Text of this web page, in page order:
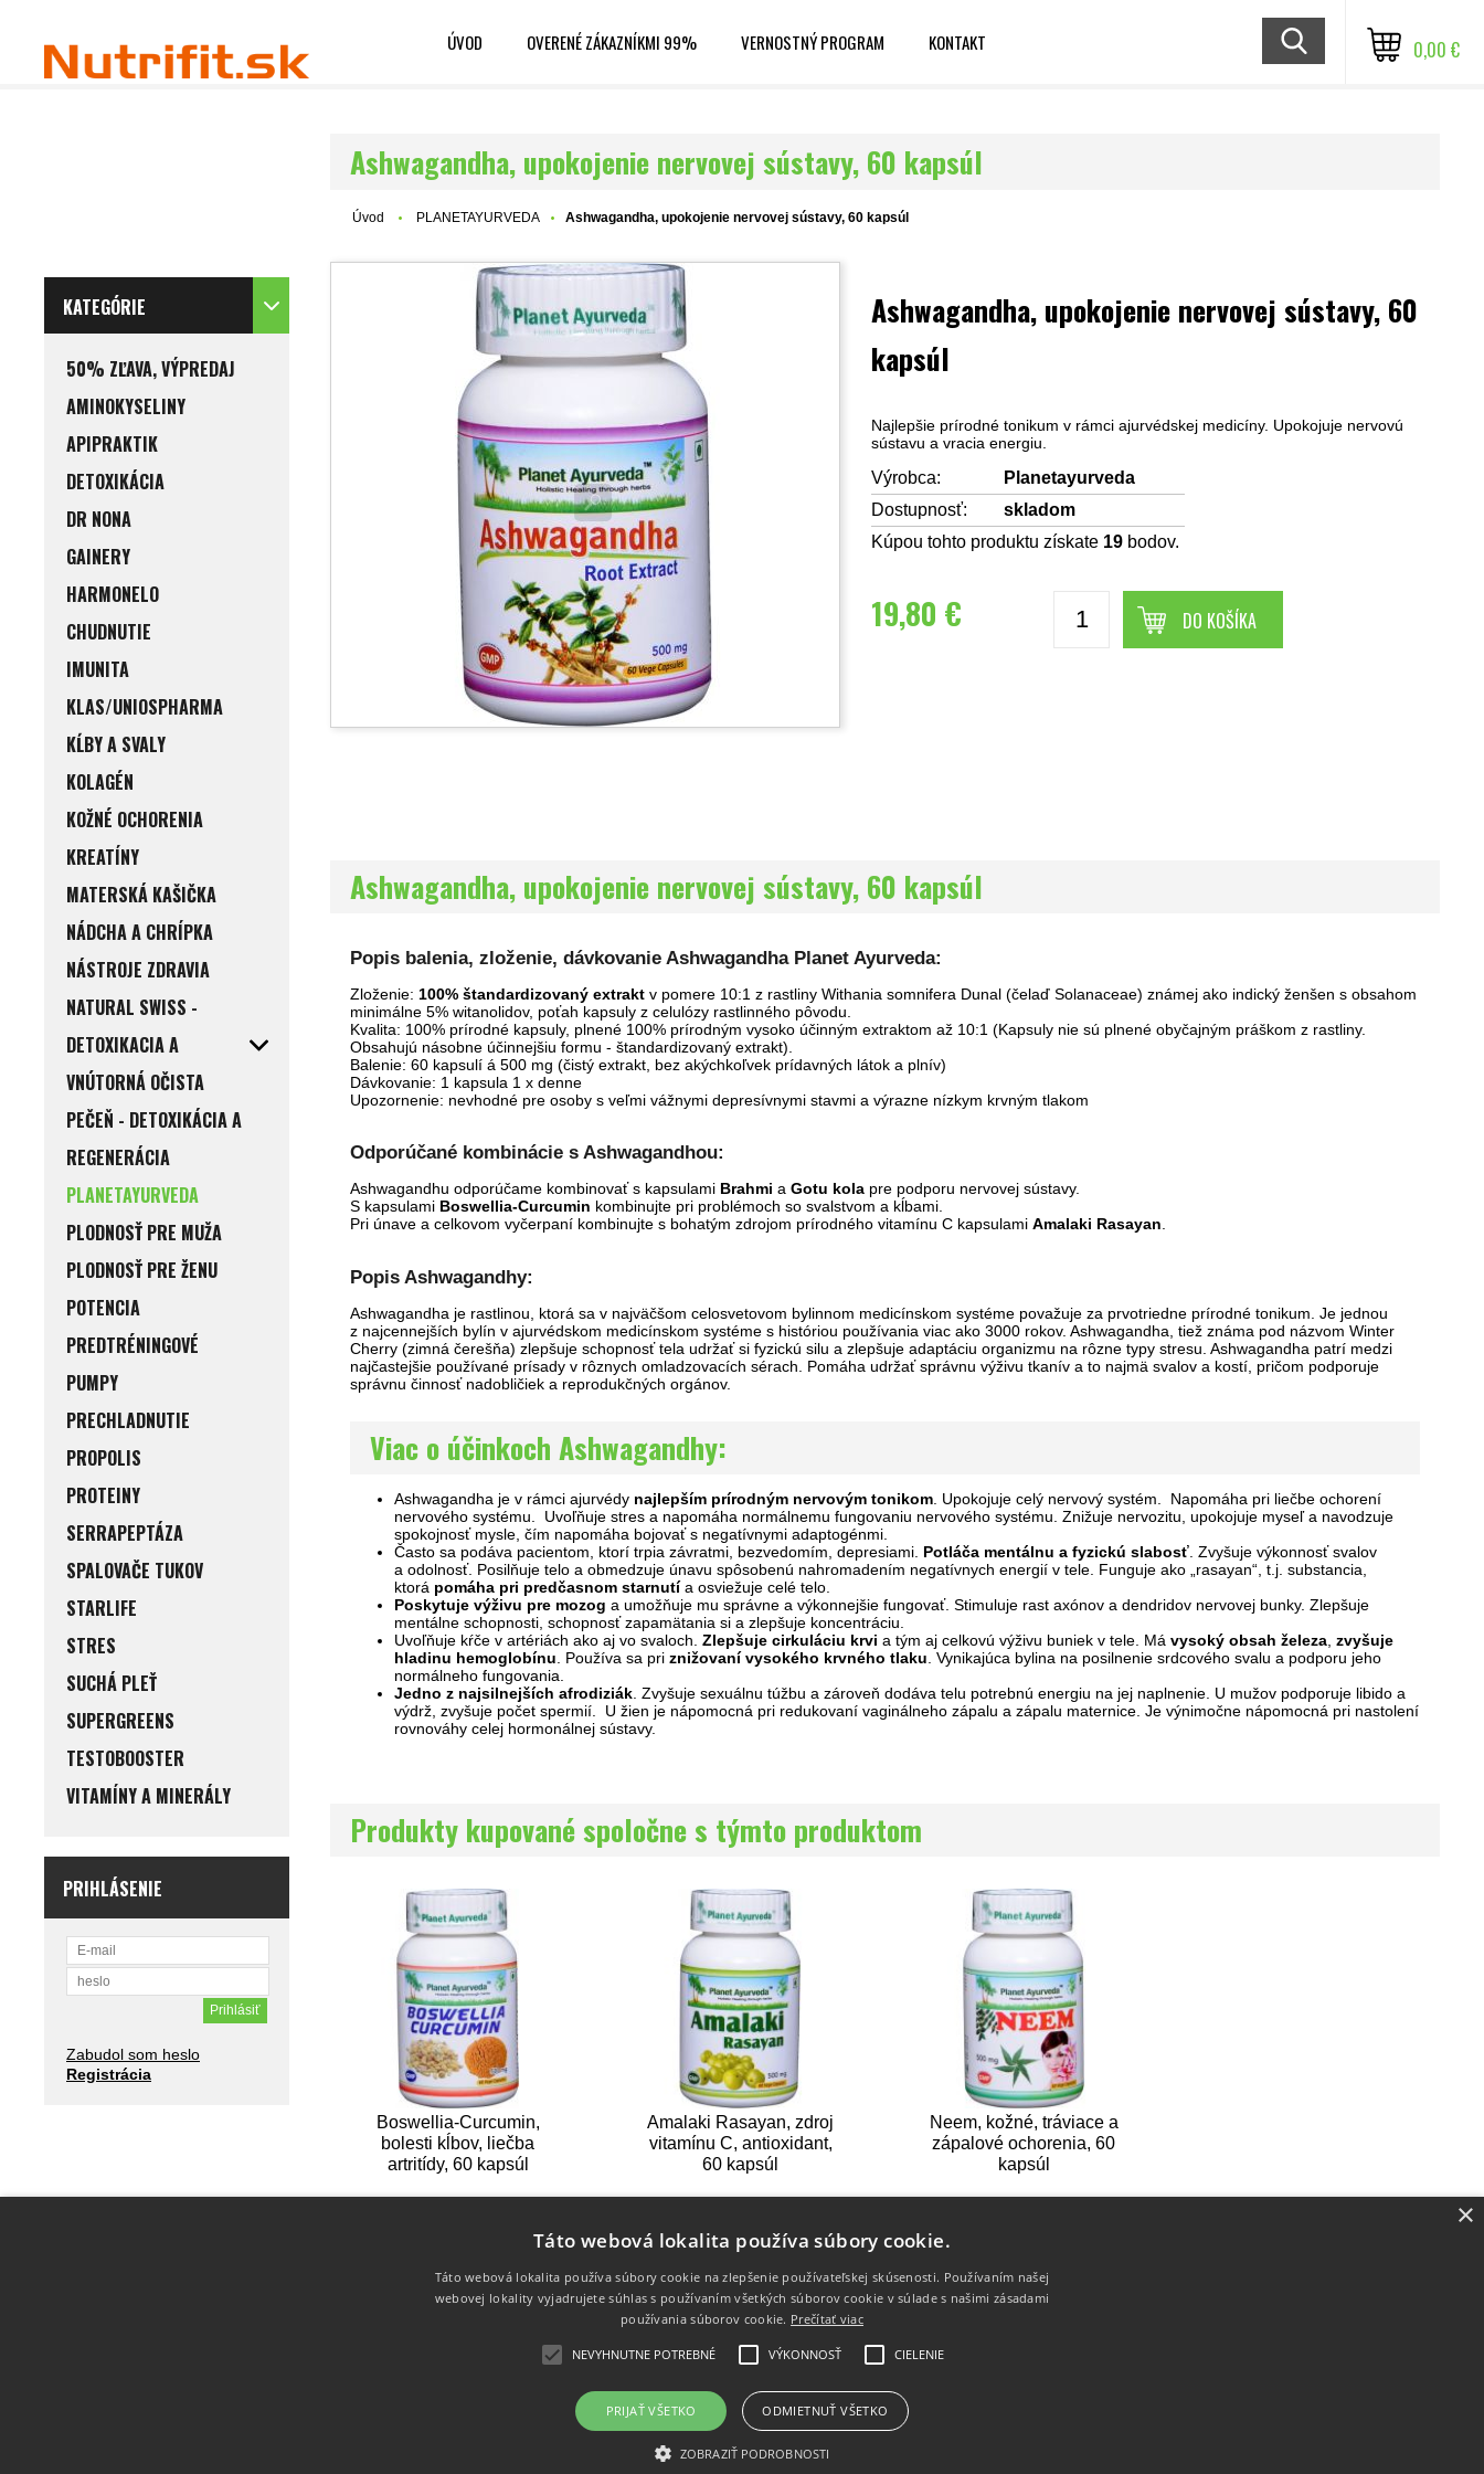
ÚVOD OVERENÉ ZÁKAZNÍKMI 99% VERNOSTNÝ PROGRAM KONTAKT 0,00 €
KATEGÓRIE
50% ZĽAVA, VÝPREDAJ
AMINOKYSELINY
APIPRAKTIK
DETOXIKÁCIA
DR NONA
GAINERY
HARMONELO
CHUDNUTIE
IMUNITA
KLAS/UNIOSPHARMA
KĹBY A SVALY
KOLAGÉN
KOŽNÉ OCHORENIA
KREATÍNY
MATERSKÁ KAŠIČKA
NÁDCHA A CHRÍPKA
NÁSTROJE ZDRAVIA
NATURAL SWISS -
DETOXIKACIA A
VNÚTORNÁ OČISTA
PEČEŇ - DETOXIKÁCIA A
REGENERÁCIA
PLANETAYURVEDA
PLODNOSŤ PRE MUŽA
PLODNOSŤ PRE ŽENU
POTENCIA
PREDTRÉNINGOVÉ
PUMPY
PRECHLADNUTIE
PROPOLIS
PROTEINY
SERRAPEPTÁZA
SPALOVAČE TUKOV
STARLIFE
STRES
SUCHÁ PLEŤ
SUPERGREENS
TESTOBOOSTER
VITAMÍNY A MINERÁLY
PRIHLÁSENIE
Zabudol som heslo
Registrácia
Ashwagandha, upokojenie nervovej sústavy, 60 kapsúl
Úvod PLANETAYURVEDA Ashwagandha, upokojenie nervovej sústavy, 60 kapsúl
Ashwagandha, upokojenie nervovej sústavy, 60
kapsúl
Najlepšie prírodné tonikum v rámci ajurvédskej medicíny. Upokojuje nervovú
sústavu a vracia energiu.
Výrobca:
Planetayurveda
Dostupnosť:
skladom
Kúpou tohto produktu získate 19 bodov.
19,80 € DO KOŠÍKA
Ashwagandha, upokojenie nervovej sústavy, 60 kapsúl
Popis balenia, zloženie, dávkovanie Ashwagandha Planet Ayurveda:
Zloženie:100% štandardizovaný extrakt v pomere 10:1 z rastliny Withania somnifera Dunal (čelaď Solanaceae) známej ako indický ženšen s obsahom
minimálne 5% witanolidov, poťah kapsuly z celulózy rastlinného pôvodu.
Kvalita: 100% prírodné kapsuly, plnené 100% prírodným vysoko účinným extraktom až 10:1 (Kapsuly nie sú plnené obyčajným práškom z rastliny.
Obsahujú násobne účinnejšiu formu - štandardizovaný extrakt).
Balenie: 60 kapsulí á 500 mg (čistý extrakt, bez akýchkoľvek prídavných látok a plnív)
Dávkovanie: 1 kapsula 1 x denne
Upozornenie: nevhodné pre osoby s veľmi vážnymi depresívnymi stavmi a výrazne nízkym krvným tlakom
Odporúčané kombinácie s Ashwagandhou:
Ashwagandhu odporúčame kombinovať s kapsulami Brahmi aGotu kola pre podporu nervovej sústavy.
S kapsulami Boswellia-Curcumin kombinujte pri problémoch so svalstvom a kĺbami.
Pri únave a celkovom vyčerpaní kombinujte s bohatým zdrojom prírodného vitamínu C kapsulamiAmalaki Rasayan.
Popis Ashwagandhy:
Ashwagandha je rastlinou, ktorá sa v najväčšom celosvetovom bylinnom medicínskom systéme považuje za prvotriedne prírodné tonikum . Je jednou
z najcennejších bylín v ajurvédskom medicínskom systéme s históriou používania viac ako 3000 rokov. Ashwagandha, tiež známa pod názvom Winter
Cherry (zimná čerešňa) zlepšuje schopnosť tela udržať si fyzickú silu a zlepšuje adaptáciu organizmu na rôzne typy stresu. Ashwagandha patrí medzi
najčastejšie používané prísady v rôznych omladzovacích sérach. Pomáha udržať správnu výživu tkanív a to najmä svalov a kostí, pričom podporuje
správnu činnosť nadobličiek a reprodukčných orgánov.
Viac o účinkoch Ashwagandhy:
Ashwagandha je v rámci ajurvédy najlepším prírodným nervovým tonikom . Upokojuje celý nervový systém. Napomáha pri liečbe ochorení
nervového systému. Uvoľňuje stres a napomáha normálnemu fungovaniu nervového systému. Znižuje nervozitu, upokojuje myseľ a navodzuje
spokojnosť mysle, čím napomáha bojovať s negatívnymi adaptogénmi.
Často sa podáva pacientom, ktorí trpia závratmi, bezvedomím, depresiami. Potláča mentálnu a fyzickú slabosť . Zvyšuje výkonnosť svalov
a odolnosť. Posilňuje telo a obmedzuje únavu spôsobenú nahromadením negatívnych energií v tele. Funguje ako „rasayan“, t.j. substancia,
ktorá pomáha pri predčasnom starnutía osviežuje celé telo.
Poskytuje výživu pre mozog a umožňuje mu správne a výkonnejšie fungovať. Stimuluje rast axónov a dendridov nervovej bunky. Zlepšuje
mentálne schopnosti, schopnosť zapamätania si a zlepšuje koncentráciu.
Uvoľňuje kŕče v artériách ako aj vo svaloch.Zlepšuje cirkuláciu krvi a tým aj celkovú výživu buniek v tele. Mávysoký obsah železa ,zvyšuje
hladinu hemoglobínu . Používa sa priznižovaní vysokého krvného tlaku . Vynikajúca bylina na posilnenie srdcového svalu a podporu jeho
normálneho fungovania.
Jedno z najsilnejších afrodiziák . Zvyšuje sexuálnu túžbu a zároveň dodáva telu potrebnú energiu na jej naplnenie. U mužov podporuje libido a
výdrž, zvyšuje počet spermií. U žien je nápomocná pri redukovaní vaginálneho zápalu a zápalu maternice. Je výnimočne nápomocná pri nastolení
rovnováhy celej hormonálnej sústavy.
Produkty kupované spoločne s týmto produktom
Boswellia-Curcumin,
bolesti kĺbov, liečba
artritídy, 60 kapsúl
Amalaki Rasayan, zdroj
vitamínu C, antioxidant,
60 kapsúl
Neem, kožné, tráviace a
zápalové ochorenia, 60
kapsúl
PLATBA KARTOU
×
Táto webová lokalita používa súbory cookie.
Táto webová lokalita používa súbory cookie na zlepšenie používateľskej skúsenosti. Používaním našej
webovej lokality vyjadrujete súhlas s používaním všetkých súborov cookie v súlade s našimi zásadami
používania súborov cookie. Prečítať viac
NEVYHNUTNE POTREBNÉ VÝKONNOSŤ CIELENIE
PRIJAŤ VŠETKO ODMIETNUŤ VŠETKO
ZOBRAZIŤ PODROBNOSTI